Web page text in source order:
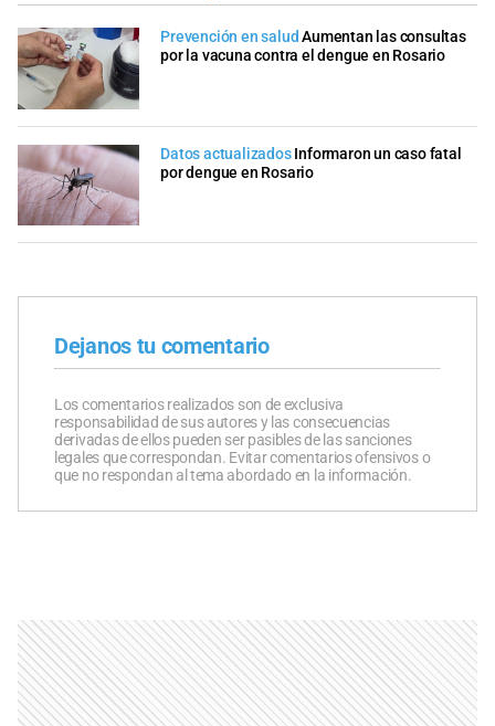
Prevención en saludAumentan las consultas
por la vacuna contra el dengue en Rosario
Datos actualizados Informaron un caso fatal
por dengue en Rosario
Dejanos tu comentario
Los comentarios realizados son de exclusiva
responsabilidad de sus autores y las consecuencias
derivadas de ellos pueden ser pasibles de las sanciones
legales que correspondan. Evitar comentarios ofensivos o
que no respondan al tema abordado en la información.